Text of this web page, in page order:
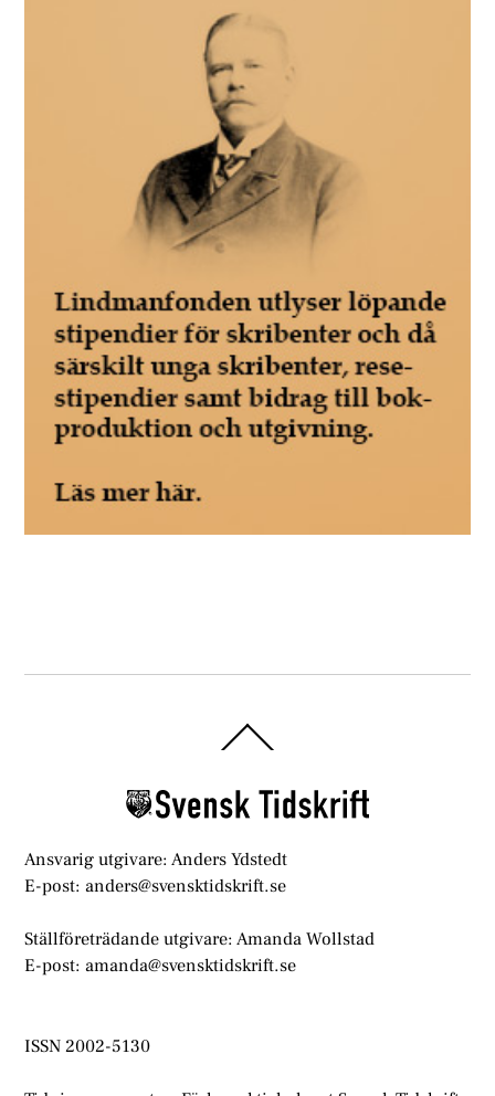
To
Ansvarig utgivare: Anders Ydstedt
E-post: anders@svensktidskrift.se
Ställföreträdande utgivare: Amanda Wollstad
E-post: amanda@svensktidskrift.se
ISSN 2002-5130